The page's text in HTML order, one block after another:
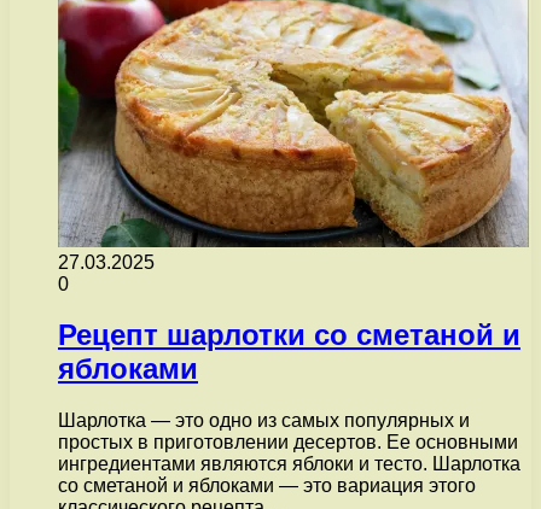
27.03.2025
0
Рецепт шарлотки со сметаной и
яблоками
Шарлотка — это одно из самых популярных и
простых в приготовлении десертов. Ее основными
ингредиентами являются яблоки и тесто. Шарлотка
со сметаной и яблоками — это вариация этого